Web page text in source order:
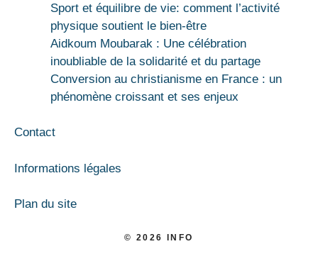
Sport et équilibre de vie: comment l’activité
physique soutient le bien-être
Aidkoum Moubarak : Une célébration
inoubliable de la solidarité et du partage
Conversion au christianisme en France : un
phénomène croissant et ses enjeux
Contact
Informations légales
Plan du site
© 2026 INFO